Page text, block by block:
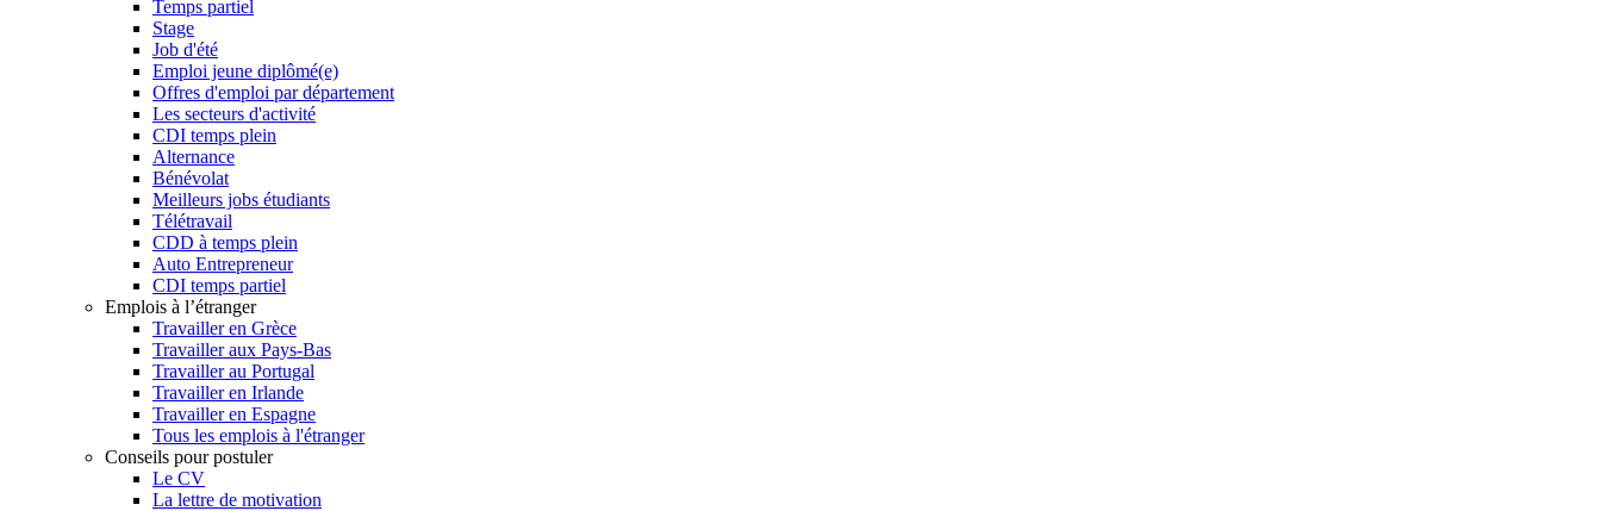
Temps partiel
Stage
Job d'été
Emploi jeune diplômé(e)
Offres d'emploi par département
Les secteurs d'activité
CDI temps plein
Alternance
Bénévolat
Meilleurs jobs étudiants
Télétravail
CDD à temps plein
Auto Entrepreneur
CDI temps partiel
Emplois à l’étranger
Travailler en Grèce
Travailler aux Pays-Bas
Travailler au Portugal
Travailler en Irlande
Travailler en Espagne
Tous les emplois à l'étranger
Conseils pour postuler
Le CV
La lettre de motivation